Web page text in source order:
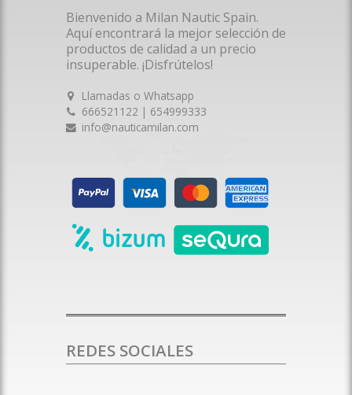
Bienvenido a Milan Nautic Spain.
Aquí encontrará la mejor selección de
productos de calidad a un precio
insuperable. ¡Disfrútelos!
Llamadas o Whatsapp
666521122 | 654999333
info@nauticamilan.com
REDES SOCIALES